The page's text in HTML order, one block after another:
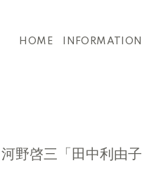
HOME INFORMATION
河野啓三「田中利由